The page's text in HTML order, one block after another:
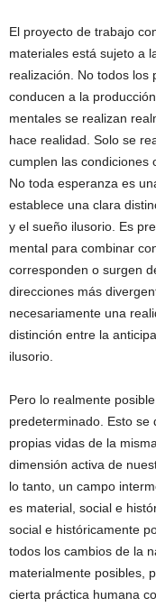
El proyecto de trabajo
materiales está sujeto a
realización. No todos los
conducen a la
mentales se realizan
hace realidad. Solo se
cumplen las condiciones
No toda esperanza es
establece una clara
y el sueño ilusorio. Es
mental para combinar
corresponden o surgen
direcciones más
necesariamente una
distinción entre la
ilusorio.
Pero lo realmente
predeterminado. Esto se
propias vidas de la
dimensión activa de
lo tanto, un campo
es material, social e
social e históricamente
todos los cambios de la
materialmente posibles,
cierta práctica humana